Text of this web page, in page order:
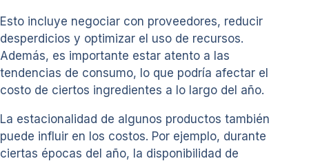
Esto incluye negociar con proveedores, reducir
desperdicios y optimizar el uso de recursos.
Además, es importante estar atento a las
tendencias de consumo, lo que podría afectar el
costo de ciertos ingredientes a lo largo del año.
La estacionalidad de algunos productos también
puede influir en los costos. Por ejemplo, durante
ciertas épocas del año, la disponibilidad de